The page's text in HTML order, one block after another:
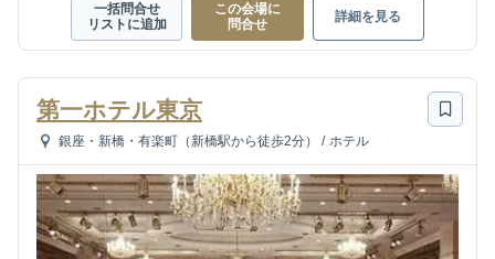
一括問合せ
リストに追加
この会場に
問合せ
詳細を見る
第一ホテル東京
銀座・新橋・有楽町（新橋駅から徒歩2分） / ホテル